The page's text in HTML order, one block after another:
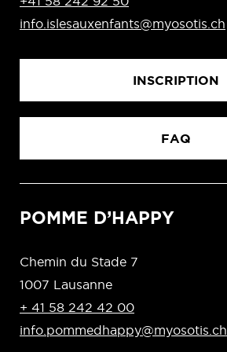
info.islesauxenfants@myosotis.ch
INSCRIPTION
FAQ
POMME D’HAPPY
Chemin du Stade 7
1007 Lausanne
+ 41 58 242 42 00
info.pommedhappy@myosotis.ch